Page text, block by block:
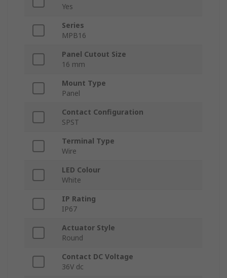
Yes
Series
MPB16
Panel Cutout Size
16 mm
Mount Type
Panel
Contact Configuration
SPST
Terminal Type
Wire
LED Colour
White
IP Rating
IP67
Actuator Style
Round
Contact DC Voltage
36V dc